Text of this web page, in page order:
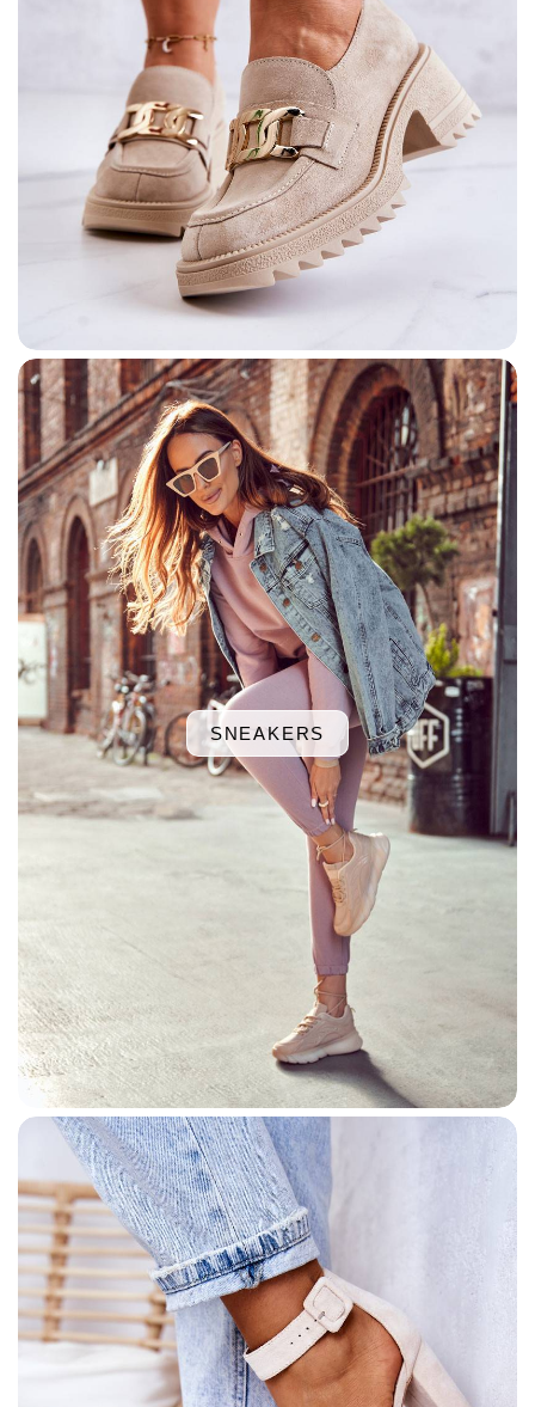
SNEAKERS